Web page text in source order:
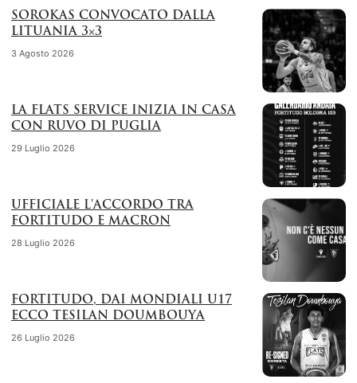
SOROKAS CONVOCATO DALLA
LITUANIA 3×3
3 Agosto 2026
LA FLATS SERVICE INIZIA IN CASA
CON RUVO DI PUGLIA
29 Luglio 2026
UFFICIALE L’ACCORDO TRA
FORTITUDO E MACRON
28 Luglio 2026
FORTITUDO, DAI MONDIALI U17
ECCO TESILAN DOUMBOUYA
26 Luglio 2026